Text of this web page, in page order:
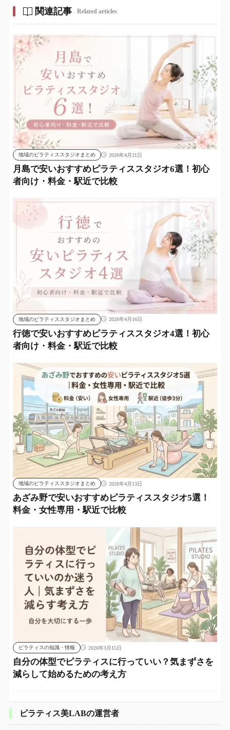
関連記事 Related articles
地域のピラティススタジオまとめ 2026年4月21日
月島で安いおすすめピラティススタジオ6選！初心
者向け・料金・駅近で比較
地域のピラティススタジオまとめ 2026年4月16日
行徳で安いおすすめピラティススタジオ4選！初心
者向け・料金・駅近で比較
地域のピラティススタジオまとめ 2026年4月13日
あざみ野で安いおすすめピラティススタジオ5選！
料金・女性専用・駅近で比較
ピラティスの知識・情報 2026年3月15日
自分の体型でピラティスに行っていい？気まずさを
減らして始めるための考え方
ピラティス美LABの運営者